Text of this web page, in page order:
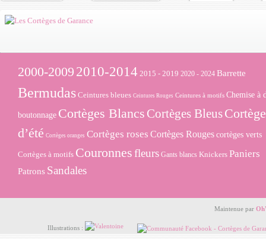
2000-2009 2010-2014 2015 - 2019 2020 - 2024 Barrette
Bermudas Ceintures bleues Ceintures Rouges Ceintures à motifs Chemise à
boutonnage Cortèges Blancs Cortèges Bleus
d’été Cortèges oranges Cortèges roses Cortèges Rougescortèges verts
Cortèges à motifs Couronnesfleurs Gants blancs Knickers Paniers
Patrons Sandales
Maintenue par
Illustrations :